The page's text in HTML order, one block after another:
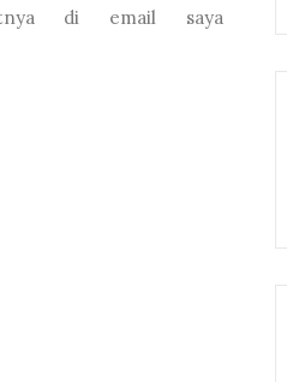
di email saya